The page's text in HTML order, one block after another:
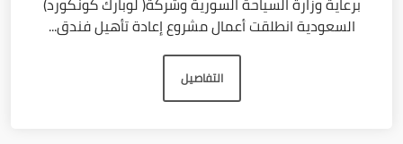
السعودية انطلقت أعمال مشروع إعادة تأهيل فندق...
التفاصيل